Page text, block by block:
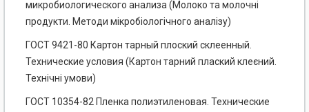
микробиологического анализа (Молоко та молочні
продукти. Методи мікробіологічного аналізу)
ГОСТ 9421-80 Картон тарный плоский склеенный.
Технические условия (Картон тарний плаский клеєний.
Технічні умови)
ГОСТ 10354-82 Пленка полиэтиленовая. Технические